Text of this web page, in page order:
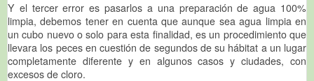
Y el tercer error es pasarlos a una preparación de agua 100%
limpia, debemos tener en cuenta que aunque sea agua limpia en
un cubo nuevo o solo para esta finalidad, es un procedimiento que
llevara los peces en cuestión de segundos de su hábitat a un lugar
completamente diferente y en algunos casos y ciudades, con
excesos de cloro.